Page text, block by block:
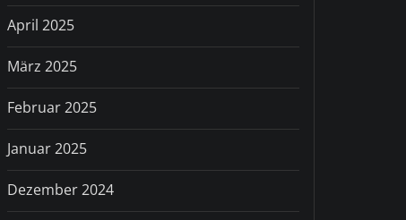
April 2025
März 2025
Februar 2025
Januar 2025
Dezember 2024